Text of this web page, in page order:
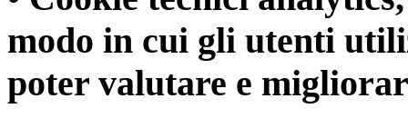
modo in cui gli utenti
poter valutare e